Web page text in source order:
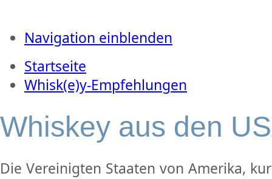
Navigation einblenden
Startseite
Whisk(e)y-Empfehlungen
Whiskey aus den
Die Vereinigten Staaten von Amerika,